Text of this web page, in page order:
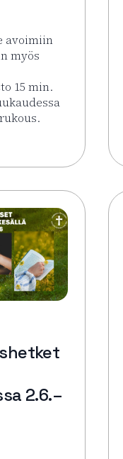
avoimiin
myös
15 min.
Kesän
2.6.–